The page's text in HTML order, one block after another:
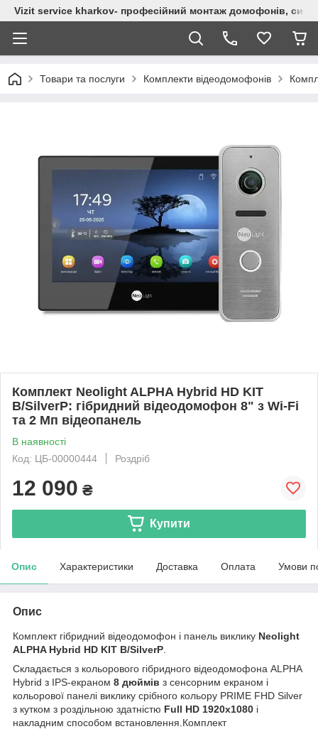
Vizit service kharkov- професійний монтаж домофонів,
Товари та послуги Комплекти відеодомофонів
Комплект Neolight ALPHA Hybrid HD KIT
B/SilverP: гібридний відеодомофон 8" з Wi-Fi
та 2 Мп відеопанель
В наявності
Код: ЦБ-00000444
Роздріб
12 090 ₴
Купити
Опис Характеристики Доставка Оплата Умови
Опис
Комплект гібридний відеодомофон і панель виклику Neolight
ALPHA Hybrid HD KIT B/SilverP
Складається з кольорового гібридного відеодомофона ALPHA
Hybrid з IPS-екраном 8 дюймів з сенсорним екраном і
кольорової панелі виклику срібного кольору PRIME FHD Silver
з кутком з роздільною здатністю Full HD 1920x1080 і
накладним способом встановлення.Комплект